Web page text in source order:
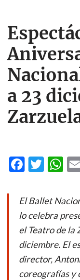
a 23
F
e
b
o
o
k
T
itt
er
W
at
s
A
p
p
El Ballet
lo celebra
el Teatro de la
diciembre. El
director,
coreografías y